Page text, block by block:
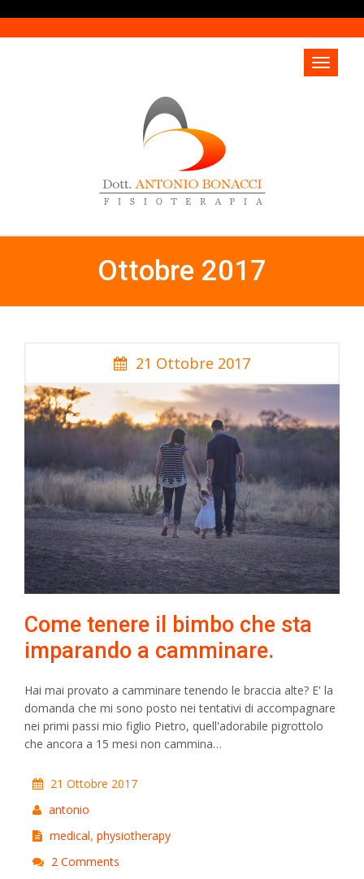
Ottobre 2017
21 Ottobre 2017
Come tenere il bimbo che sta
imparando a camminare.
Hai mai provato a camminare tenendo le braccia alte? E' la
domanda che mi sono posto nei tentativi di accompagnare
nei primi passi mio figlio Pietro, quell'adorabile pigrottolo
che ancora a 15 mesi non cammina…
21 Ottobre 2017
antonio
medical, physiotherapy
2 Comments